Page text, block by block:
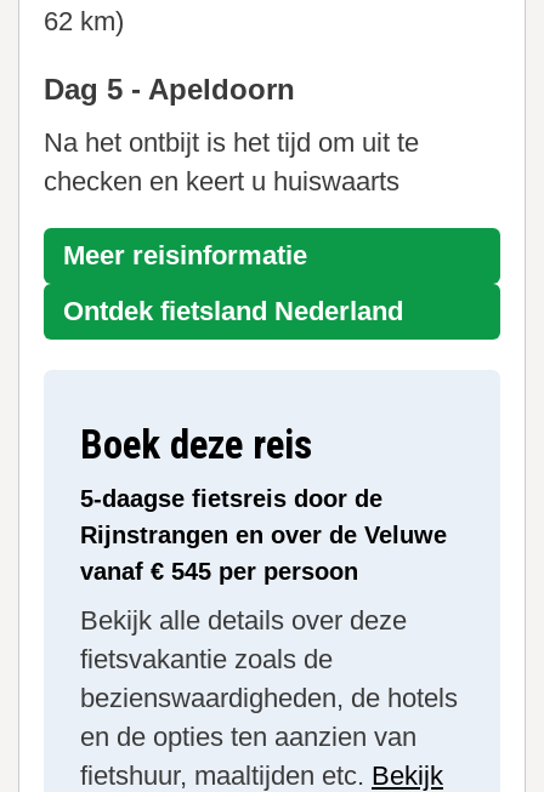
62 km)
Dag 5 - Apeldoorn
Na het ontbijt is het tijd om uit te
checken en keert u huiswaarts
Meer reisinformatie
Ontdek fietsland Nederland
Boek deze reis
5-daagse fietsreis door de
Rijnstrangen en over de Veluwe
vanaf € 545 per persoon
Bekijk alle details over deze
fietsvakantie zoals de
bezienswaardigheden, de hotels
en de opties ten aanzien van
fietshuur, maaltijden etc. Bekijk